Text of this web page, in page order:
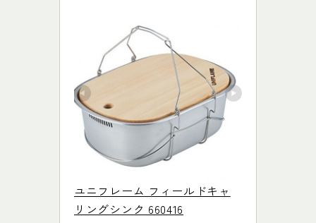
ユニフレーム フィールドキャ
リングシンク 660416